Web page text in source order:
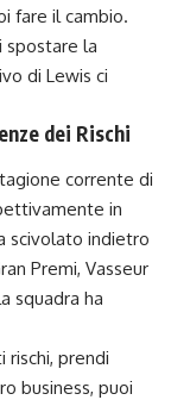
fare il cambio.
spostare la
di Lewis ci
dei Rischi
corrente di
in
scivolato indietro
Premi, Vasseur
squadra ha
rischi, prendi
business, puoi